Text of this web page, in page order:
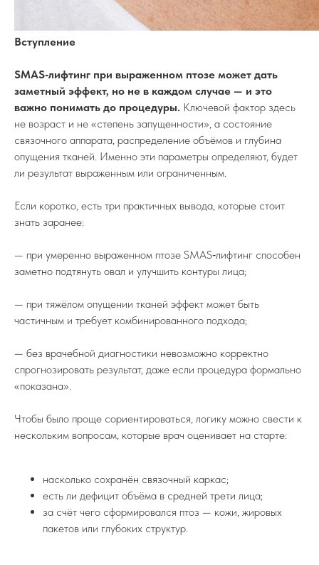
Вступление
SMAS‑лифтинг при выраженном птозе может дать
заметный эффект, но не в каждом случае — и это
важно понимать до процедуры. Ключевой фактор здесь
не возраст и не «степень запущенности», а состояние
связочного аппарата, распределение объёмов и глубина
опущения тканей. Именно эти параметры определяют, будет
ли результат выраженным или ограниченным.
Если коротко, есть три практичных вывода, которые стоит
знать заранее:
— при умеренно выраженном птозе SMAS‑лифтинг способен
заметно подтянуть овал и улучшить контуры лица;
— при тяжёлом опущении тканей эффект может быть
частичным и требует комбинированного подхода;
— без врачебной диагностики невозможно корректно
спрогнозировать результат, даже если процедура формально
«показана».
Чтобы было проще сориентироваться, логику можно свести к
нескольким вопросам, которые врач оценивает на старте:
насколько сохранён связочный каркас;
есть ли дефицит объёма в средней трети лица;
за счёт чего сформировался птоз — кожи, жировых
пакетов или глубоких структур.